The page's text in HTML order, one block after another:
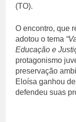
(TO).
O encontro, que
adotou o tema
Educação e
protagonismo
preservação
Eloísa ganhou
defendeu suas